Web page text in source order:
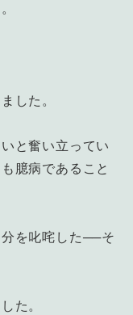
した。
と奮い立ってい
臆病であること
を叱咤した──そ
た。